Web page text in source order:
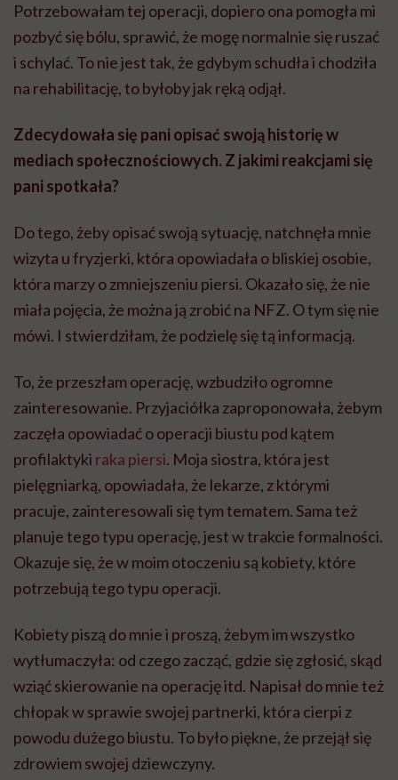
Potrzebowałam tej operacji, dopiero ona pomogła mi
pozbyć się bólu, sprawić, że mogę normalnie się ruszać
i schylać. To nie jest tak, że gdybym schudła i chodziła
na rehabilitację, to byłoby jak ręką odjął.
Zdecydowała się pani opisać swoją historię w
mediach społecznościowych. Z jakimi reakcjami się
pani spotkała?
Do tego, żeby opisać swoją sytuację, natchnęła mnie
wizyta u fryzjerki, która opowiadała o bliskiej osobie,
która marzy o zmniejszeniu piersi. Okazało się, że nie
miała pojęcia, że można ją zrobić na NFZ. O tym się nie
mówi. I stwierdziłam, że podzielę się tą informacją.
To, że przeszłam operację, wzbudziło ogromne
zainteresowanie. Przyjaciółka zaproponowała, żebym
zaczęła opowiadać o operacji biustu pod kątem
profilaktyki raka piersi. Moja siostra, która jest
pielęgniarką, opowiadała, że lekarze, z którymi
pracuje, zainteresowali się tym tematem. Sama też
planuje tego typu operację, jest w trakcie formalności.
Okazuje się, że w moim otoczeniu są kobiety, które
potrzebują tego typu operacji.
Kobiety piszą do mnie i proszą, żebym im wszystko
wytłumaczyła: od czego zacząć, gdzie się zgłosić, skąd
wziąć skierowanie na operację itd. Napisał do mnie też
chłopak w sprawie swojej partnerki, która cierpi z
powodu dużego biustu. To było piękne, że przejął się
zdrowiem swojej dziewczyny.